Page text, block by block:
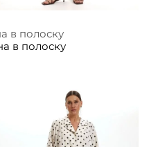
в полоску
в полоску